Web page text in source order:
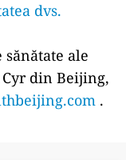
dvs.
ale
din Beijing,
.